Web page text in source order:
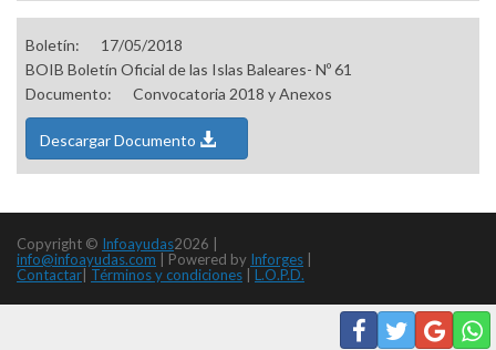
Boletín:
17/05/2018
BOIB Boletín Oficial de las Islas Baleares- Nº 61
Documento:
Convocatoria 2018 y Anexos
Descargar Documento
Copyright © Infoayudas2026 |
info@infoayudas.com
Powered by Inforges
Contactar Términos y condiciones L.O.P.D.